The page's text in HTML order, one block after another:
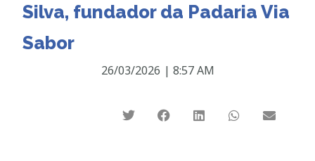
Silva, fundador da Padaria Via
Sabor
26/03/2026 | 8:57 AM